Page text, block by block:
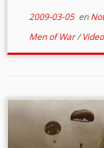
2009-03-05en
Men of War/